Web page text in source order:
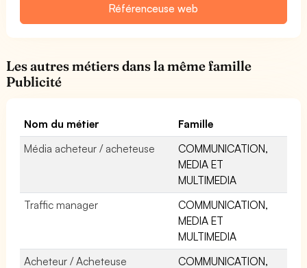
Référenceuse web
Les autres métiers dans la même famille
Publicité
Nom du métier
Famille
Média acheteur / acheteuse
COMMUNICATION,
MEDIA ET
MULTIMEDIA
Traffic manager
COMMUNICATION,
MEDIA ET
MULTIMEDIA
Acheteur / Acheteuse
COMMUNICATION,